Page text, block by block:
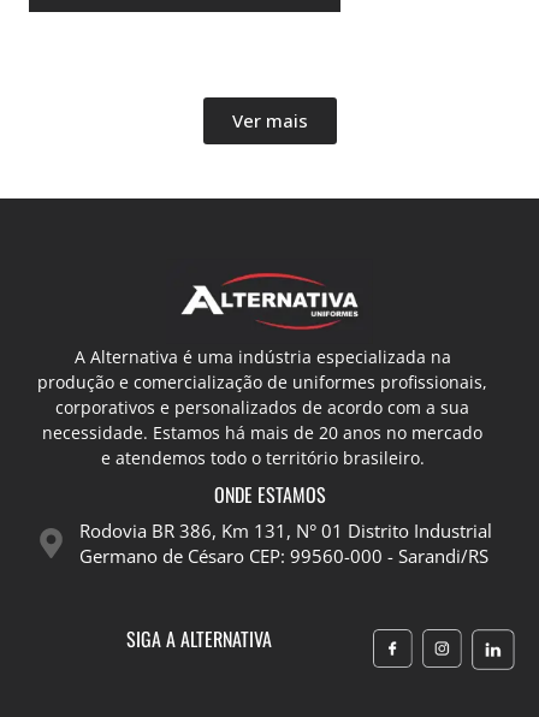
Ver mais
A Alternativa é uma indústria especializada na
produção e comercialização de uniformes profissionais,
corporativos e personalizados de acordo com a sua
necessidade. Estamos há mais de 20 anos no mercado
e atendemos todo o território brasileiro.
ONDE ESTAMOS
Rodovia BR 386, Km 131, N° 01 Distrito Industrial
Germano de Césaro CEP: 99560-000 - Sarandi/RS
SIGA A ALTERNATIVA